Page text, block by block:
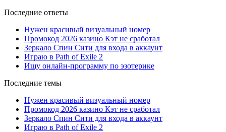
Последние ответы
Нужен красивый визуальный номер
Промокод 2026 казино Кэт не сработал
Зеркало Спин Сити для входа в аккаунт
Играю в Path of Exile 2
Ищу онлайн-программу по эзотерике
Последние темы
Нужен красивый визуальный номер
Промокод 2026 казино Кэт не сработал
Зеркало Спин Сити для входа в аккаунт
Играю в Path of Exile 2